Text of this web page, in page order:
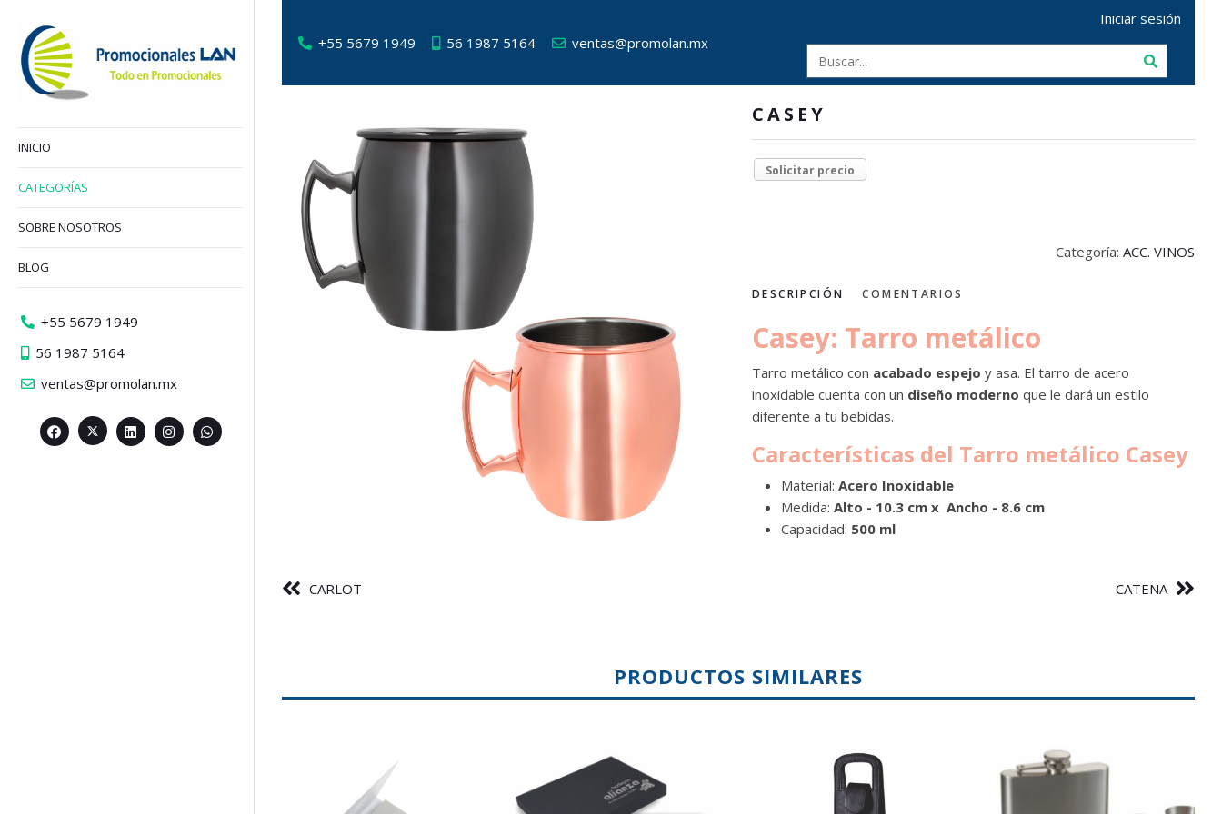
+55 5679 1949 56 1987 5164 ventas@promolan.mx
Iniciar sesión
CASEY
Solicitar precio
Categoría: ACC. VINOS
DESCRIPCIÓN COMENTARIOS
Casey: Tarro metálico
Tarro metálico con acabado espejo y asa. El tarro de acero
inoxidable cuenta con un diseño moderno que le dará un estilo
diferente a tu bebidas.
Características del Tarro metálico Casey
Material: Acero Inoxidable
Medida: Alto - 10.3 cm x Ancho - 8.6 cm
Capacidad: 500 ml
CARLOT CATENA
PRODUCTOS SIMILARES
INICIO
CATEGORÍAS
SOBRE NOSOTROS
BLOG
+55 5679 1949
56 1987 5164
ventas@promolan.mx